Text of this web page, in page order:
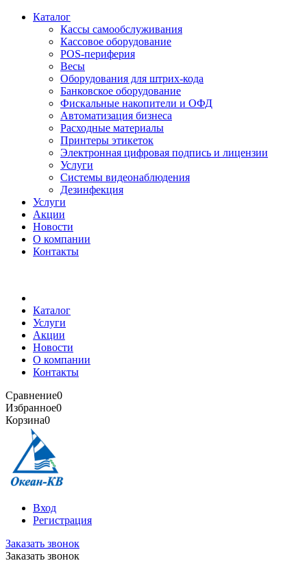
Каталог
Кассы самообслуживания
Кассовое оборудование
POS-периферия
Весы
Оборудования для штрих-кода
Банковское оборудование
Фискальные накопители и ОФД
Автоматизация бизнеса
Расходные материалы
Принтеры этикеток
Электронная цифровая подпись и лицензии
Услуги
Системы видеонаблюдения
Дезинфекция
Услуги
Акции
Новости
О компании
Контакты
Каталог
Услуги
Акции
Новости
О компании
Контакты
Сравнение0
Избранное0
Корзина0
Вход
Регистрация
Заказать звонок
Заказать звонок